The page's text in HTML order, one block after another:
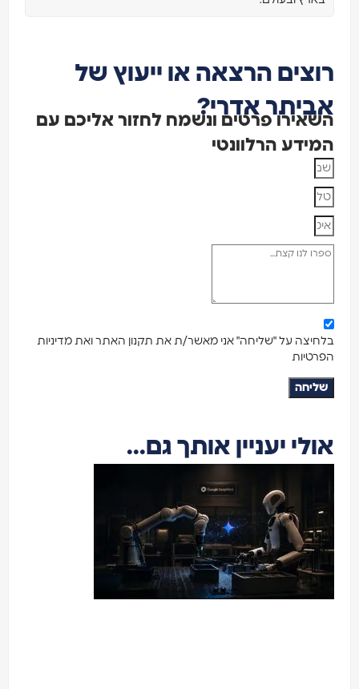
הרצאה או ייעוץ של
אדרי?
פרטים ונשמח לחזור אליכם עם
הרלוונטי
על "שליחה" אני מאשר/ת את תקנון האתר ואת מדיניות
יעניין אותך גם...